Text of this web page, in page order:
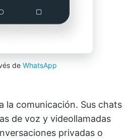
de WhatsApp
la comunicación. Sus chats
de voz y videollamadas
privadas o